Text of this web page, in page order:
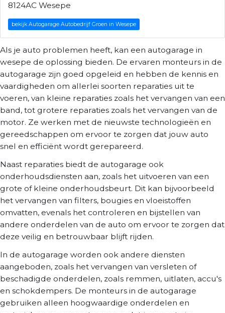
8124AC Wesepe
bekijk Autogarage Autobedrijf Groen in Wesepe
Als je auto problemen heeft, kan een autogarage in
wesepe de oplossing bieden. De ervaren monteurs in de
autogarage zijn goed opgeleid en hebben de kennis en
vaardigheden om allerlei soorten reparaties uit te
voeren, van kleine reparaties zoals het vervangen van een
band, tot grotere reparaties zoals het vervangen van de
motor. Ze werken met de nieuwste technologieën en
gereedschappen om ervoor te zorgen dat jouw auto
snel en efficiënt wordt gerepareerd.
Naast reparaties biedt de autogarage ook
onderhoudsdiensten aan, zoals het uitvoeren van een
grote of kleine onderhoudsbeurt. Dit kan bijvoorbeeld
het vervangen van filters, bougies en vloeistoffen
omvatten, evenals het controleren en bijstellen van
andere onderdelen van de auto om ervoor te zorgen dat
deze veilig en betrouwbaar blijft rijden.
In de autogarage worden ook andere diensten
aangeboden, zoals het vervangen van versleten of
beschadigde onderdelen, zoals remmen, uitlaten, accu's
en schokdempers. De monteurs in de autogarage
gebruiken alleen hoogwaardige onderdelen en